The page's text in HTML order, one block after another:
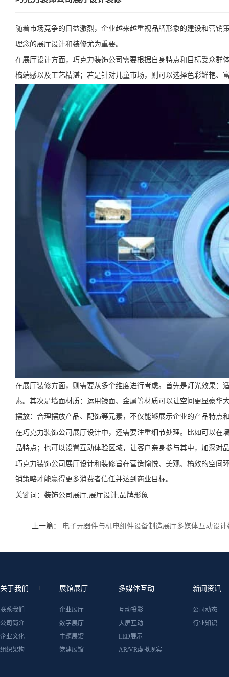
随着市场竞争的日益激烈，企业越来越重视品牌形象的建设和营
理念的展厅设计和装修尤为重要。
在展厅设计方面，巧克力装饰公司需要根据自身特点和目标受众
槁端感以及工艺精湛；若是针对儿童市场，则可以选择色彩鲜艳、
在展厅装修方面，则需要从多个维度进行考虑。首先是灯光效果
素。其次是墙面材质：运用镜面、金属等材质可以让空间更显豪
摆放：合理摆放产品、配饰等元素，不仅能够展示企业的产品特点
在巧克力装饰公司展厅设计中，还需要注重细节处理。比如可以
品特点；也可以设置互动体验区域，让客户亲身参与其中，加深对
巧克力装饰公司展厅设计和装修旨在营造愉悦、美观、槁效的空
销策略才能赢得更多消费者信任并达到商业目标。
关键词： 装饰公司展厅,展厅设计,品牌形象
上一篇： 电子元器件与机电组件设备制造展厅多媒体互动设计
关于我们
联系我们
公司简介
企业文化
组织架构
展馆展厅
企业展厅
数字展厅
主题展馆
党建展馆
多媒体互动
互动投影
大屏互动
LED展示
AR/VR虚拟现实
新闻资讯
公司动态
行业知识